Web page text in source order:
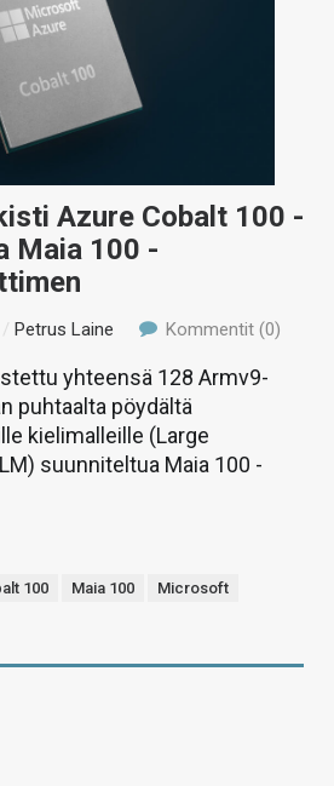
Azure Cobalt 100 -
Maia 100 -
/Petrus Laine Kommentit (0)
yhteensä 128 Armv9-
puhtaalta pöydältä
kielimalleille (Large
suunniteltua Maia 100 -
100 Maia 100
Microsoft